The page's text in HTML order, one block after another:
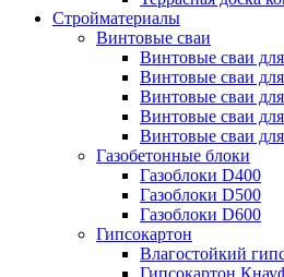
Стройматериалы
Винтовые сваи
Винтовые сваи
Винтовые сваи
Винтовые сваи
Винтовые сваи
Винтовые сваи
Газобетонные блоки
Газоблоки D400
Газоблоки D500
Газоблоки D600
Гипсокартон
Влагостойкий
Гипсокартон